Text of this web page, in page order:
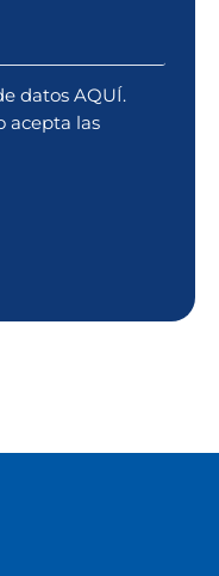
datos AQUÍ.
acepta las